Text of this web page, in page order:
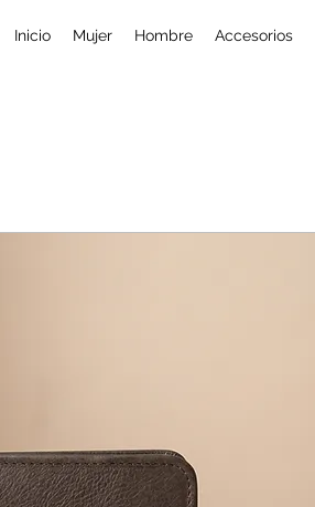
Inicio Mujer Hombre Accesorios